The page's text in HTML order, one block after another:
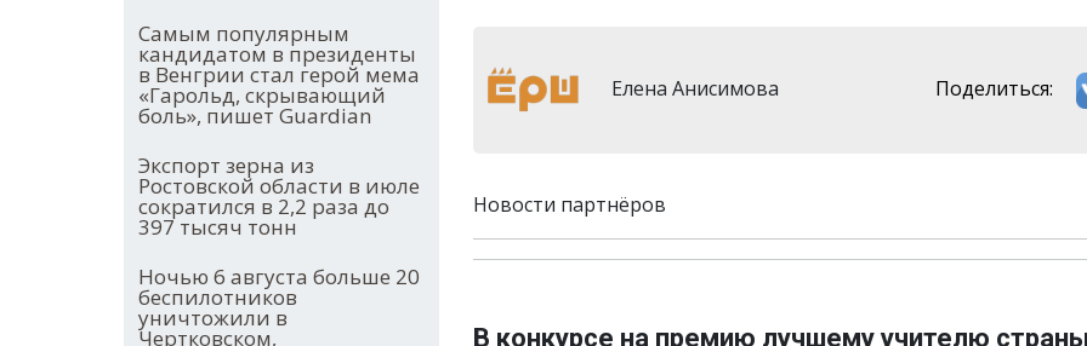
Самым популярным
кандидатом в президенты
в Венгрии стал герой мема
«Гарольд, скрывающий
боль», пишет Guardian
Экспорт зерна из
Ростовской области в июле
сократился в 2,2 раза до
397 тысяч тонн
Ночью 6 августа больше 20
беспилотников
уничтожили в
Чертковском,
Елена Анисимова Поделиться:
Новости партнёров
В конкурсе на премию лучшему учителю